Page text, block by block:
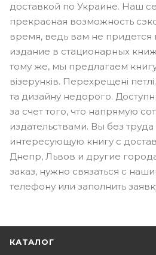
доставкой по Украине. Наш
прекрасная возможность
время, ведь вам не придется
издание в стационарных
тому же, мы предлагаем
візерунків. Перехрещені
та дизайну недорого.
за счет того, что напрямую
издательствами. Вы без
интересующую книгу с
Днепр, Львов и другие
заказ, нужно связаться с
телефону или заполнить
КАТАЛОГ